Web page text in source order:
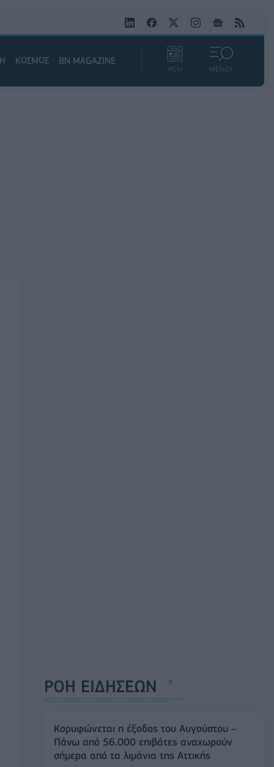
ΚΟΣΜΟΣ BN MAGAZINE
ΡΟΗ ΜΕΝΟΥ
ΡΟΗ ΕΙΔΗΣΕΩΝ
Κορυφώνεται η έξοδος του Αυγούστου –
Πάνω από 56.000 επιβάτες αναχωρούν
σήμερα από τα λιμάνια της Αττικής